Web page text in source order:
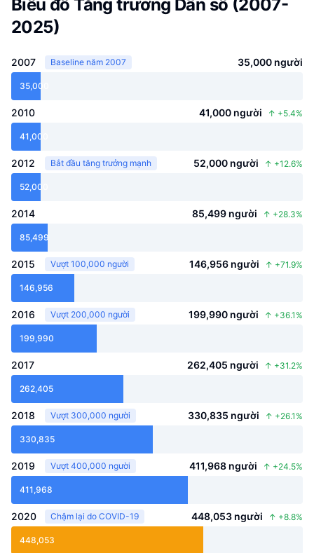
Biểu đồ Tăng trưởng Dân số (2007-
2025)
2007 Baseline năm 2007 35,000 người
35,000
2010 41,000 người ↑ +5.4%
41,000
2012 Bắt đầu tăng trưởng mạnh 52,000 người ↑ +12.6%
52,000
2014 85,499 người ↑ +28.3%
85,499
2015 Vượt 100,000 người 146,956 người ↑ +71.9%
146,956
2016 Vượt 200,000 người 199,990 người ↑ +36.1 %
199,990
2017 262,405 người ↑ +31.2%
262,405
2018 Vượt 300,000 người 330,835 người ↑ +26.1 %
330,835
2019 Vượt 400,000 người 411,968 người ↑ +24.5%
411,968
2020 Chậm lại do COVID-19 448,053 người ↑ +8.8%
448,053